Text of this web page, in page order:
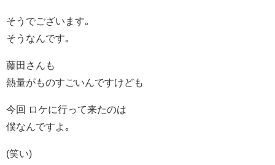
そうでございます｡
そうなんです｡
藤田さんも
熱量がものすごいんですけども
今回 ロケに行って来たのは
僕なんですよ｡
(笑い)